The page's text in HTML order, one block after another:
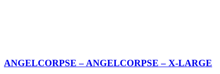
ANGELCORPSE – ANGELCORPSE – X-LARGE